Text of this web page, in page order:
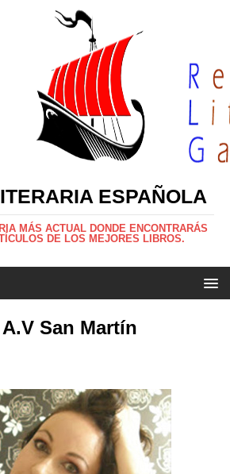
ESPAÑOLA
MÁS ACTUAL DONDE ENCONTRARÁS
DE LOS MEJORES LIBROS.
San Martín